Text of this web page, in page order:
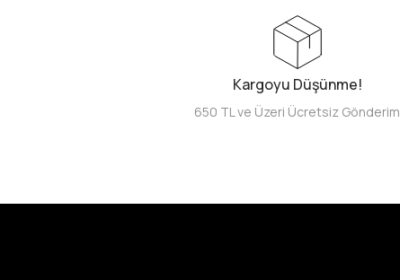
Kargoyu Düşünme!
650 TL ve Üzeri Ücretsiz Gönderim